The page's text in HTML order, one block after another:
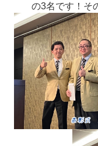
の3名です！そ